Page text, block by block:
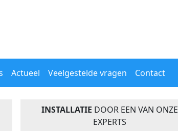
Actueel Veelgestelde vragen Contact
INSTALLATIE DOOR EEN VAN ONZE
EXPERTS